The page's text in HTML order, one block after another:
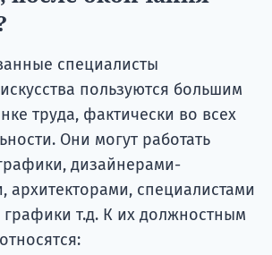
специалисты
пользуются большим
труда, фактически во всех
Они могут работать
дизайнерами-
специалистами
т.д. К их должностным